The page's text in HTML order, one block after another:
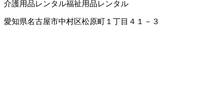
介護用品レンタル福祉用品レンタル
愛知県名古屋市中村区松原町１丁目４１－３